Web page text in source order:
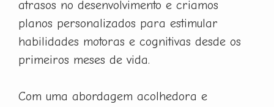
atrasos no desenvolvimento e criamos
planos personalizados para estimular
habilidades motoras e cognitivas desde os
primeiros meses de vida.
Com uma abordagem acolhedora e